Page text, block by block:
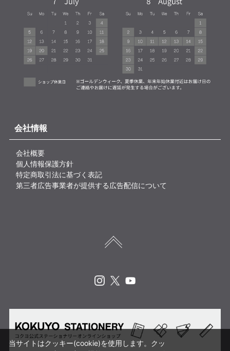
会社情報
会社概要
個人情報保護方針
特定商取引法に基づく表記
第三者広告事業者が提供する広告配信について
当サイトはクッキー(cookie)を使用します。クッ